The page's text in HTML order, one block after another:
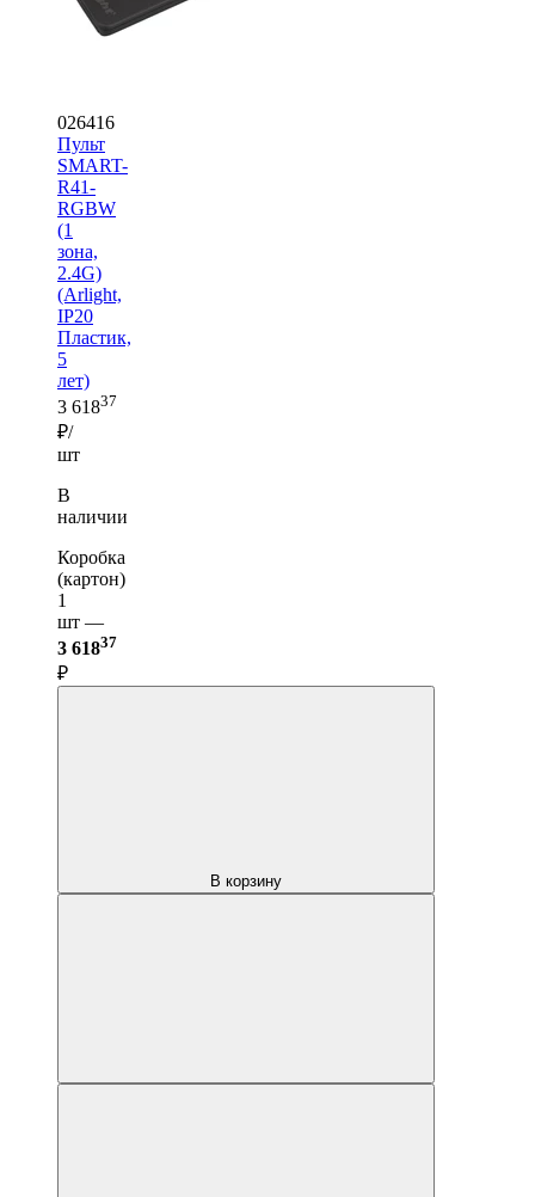
026416
Пульт
SMART-
R41-
RGBW
(1
зона,
2.4G)
(Arlight,
IP20
Пластик,
5
лет)
3 61837
₽/
шт
В
наличии
Коробка
(картон)
1
шт —
3 61837
₽
В корзину